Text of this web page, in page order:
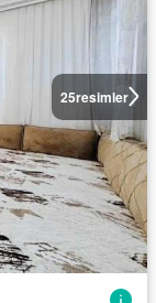
25resimler